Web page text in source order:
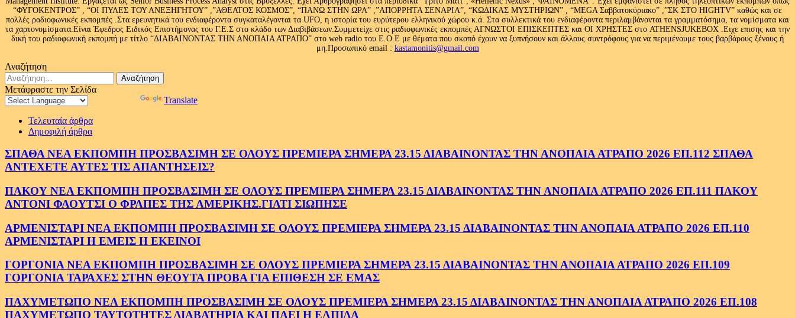
“ΦΥΓΟΚΕΝΤΡΟΣ” , “ΟΙ ΠΥΛΕΣ ΤΟΥ ΑΝΕΞΗΓΗΤΟΥ” ,”ΑΘΕΑΤΟΣ ΚΟΣΜΟΣ”, “ΠΑΝΩ ΣΤΗΝ ΩΡΑ” ,”ΑΠΟΡΡΗΤΑ ΣΕΝΑΡΙΑ”, “ΚΩΔΙΚΑΣ ΜΥΣΤΗΡΙΩΝ” , “MEGA Σαββατοκύριακο” ,”ΣΚ ΣΤΟ HIGHTV” καθώς και σε
πολλές ραδιοφωνικές εκπομπές .Στα ερευνητικά του ενδιαφέροντα συγκαταλέγονται τα UFO, η ιστορία του ευρύτερου ελληνικού χώρου κ.ά. Στα συλλεκτικά του ενδιαφέροντα περιλαμβάνονται τα γραμματόσημα, τα νομίσματα και
τα χαρτονομίσματα.Είναι Έφεδρος Ειδικός Επιστήμονας του Γ.Ε.Σ στο κλάδο των Διαβιβάσεων.Συμμετείχε στις ραδιοφωνικές εκπομπές ΑΓΝΩΣΤΟΙ ΕΠΙΣΚΕΠΤΕΣ και ΟΙ ΧΡΗΣΤΕΣ στο ATHENSJUKEBOX .Ειχε επισης και την
δική του ραδιοφωνική εκπομπή με τίτλο “ΔΙΑΒΑΙΝΟΝΤΑΣ ΤΗΝ ΑΝΟΠΑΙΑ ΑΤΡΑΠΟ” στο web radio του Ε.Ο.Ε με θέματα που σκοπό έχουν να ξυπνήσουν και άλλους συντρόφους για να περιμένουμε τους βαρβάρους ξένους ή
μη.Προσωπικό email : kastamonitis@gmail.com
Αναζήτηση
Αναζήτηση
για:
Μετάφραστε την Σελίδα
Translate
Τελευταία άρθρα
Δημοφιλή άρθρα
ΣΠΑΘΑ ΝΕΑ ΕΚΠΟΜΠΗ ΠΡΟΣΒΑΣΙΜΗ ΣΕ ΟΛΟΥΣ ΠΡΕΜΙΕΡΑ ΣΗΜΕΡΑ 23.15 ΔΙΑΒΑΙΝΟΝΤΑΣ ΤΗΝ ΑΝΟΠΑΙΑ ΑΤΡΑΠΟ 2026 ΕΠ.112 ΣΠΑΘΑ
ΑΝΤΕΧΕΤΕ ΑΥΤΕΣ ΤΙΣ ΑΠΑΝΤΗΣΕΙΣ?
ΠΑΚΟΥ ΝΕΑ ΕΚΠΟΜΠΗ ΠΡΟΣΒΑΣΙΜΗ ΣΕ ΟΛΟΥΣ ΠΡΕΜΙΕΡΑ ΣΗΜΕΡΑ 23.15 ΔΙΑΒΑΙΝΟΝΤΑΣ ΤΗΝ ΑΝΟΠΑΙΑ ΑΤΡΑΠΟ 2026 ΕΠ.111 ΠΑΚΟΥ
ΑΝΤΟΝΙ ΦΑΟΥΤΣΙ Ο ΦΡΑΠΕΣ ΤΗΣ ΑΜΕΡΙΚΗΣ.ΓΙΑΤΙ ΣΙΩΠΗΣΕ
ΑΡΜΕΝΙΣΤΑΡΙ ΝΕΑ ΕΚΠΟΜΠΗ ΠΡΟΣΒΑΣΙΜΗ ΣΕ ΟΛΟΥΣ ΠΡΕΜΙΕΡΑ ΣΗΜΕΡΑ 23.15 ΔΙΑΒΑΙΝΟΝΤΑΣ ΤΗΝ ΑΝΟΠΑΙΑ ΑΤΡΑΠΟ 2026 ΕΠ.110
ΑΡΜΕΝΙΣΤΑΡΙ Η ΕΜΕΙΣ Η ΕΚΕΙΝΟΙ
ΓΟΡΓΟΝΙΑ ΝΕΑ ΕΚΠΟΜΠΗ ΠΡΟΣΒΑΣΙΜΗ ΣΕ ΟΛΟΥΣ ΠΡΕΜΙΕΡΑ ΣΗΜΕΡΑ 23.15 ΔΙΑΒΑΙΝΟΝΤΑΣ ΤΗΝ ΑΝΟΠΑΙΑ ΑΤΡΑΠΟ 2026 ΕΠ.109
ΓΟΡΓΟΝΙΑ ΤΑΡΑΧΕΣ ΣΤΗΝ ΘΕΟΥΤΑ ΠΡΟΒΑ ΓΙΑ ΕΠΙΘΕΣΗ ΣΕ ΕΜΑΣ
ΠΑΧΥΜΕΤΩΠΟ ΝΕΑ ΕΚΠΟΜΠΗ ΠΡΟΣΒΑΣΙΜΗ ΣΕ ΟΛΟΥΣ ΠΡΕΜΙΕΡΑ ΣΗΜΕΡΑ 23.15 ΔΙΑΒΑΙΝΟΝΤΑΣ ΤΗΝ ΑΝΟΠΑΙΑ ΑΤΡΑΠΟ 2026 ΕΠ.108
ΠΑΧΥΜΕΤΩΠΟ ΤΑΥΤΟΤΗΤΕΣ ΔΙΑΒΑΤΗΡΙΑ ΚΑΙ ΠΑΕΙ Η ΕΛΠΙΔΑ